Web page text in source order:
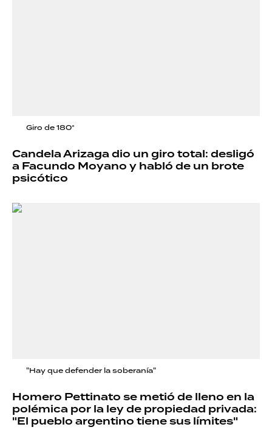
Giro de 180°
Candela Arizaga dio un giro total: desligó
a Facundo Moyano y habló de un brote
psicótico
"Hay que defender la soberanía"
Homero Pettinato se metió de lleno en la
polémica por la ley de propiedad privada:
"El pueblo argentino tiene sus límites"